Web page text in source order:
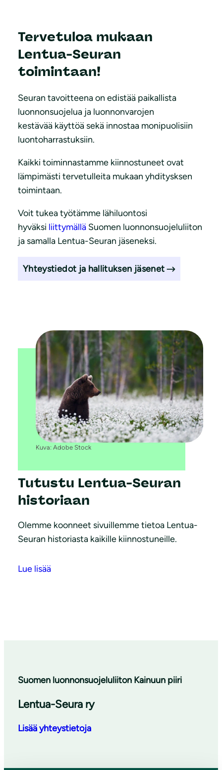
Tervetuloa mukaan
Lentua-Seuran
toimintaan!
Seuran tavoitteena on edistää paikallista
luonnonsuojelua ja luonnonvarojen
kestävää käyttöä sekä innostaa monipuolisiin
luontoharrastuksiin.
Kaikki toiminnastamme kiinnostuneet ovat
lämpimästi tervetulleita mukaan yhditysksen
toimintaan.
Voit tukea työtämme lähiluontosi
hyväksi liittymällä Suomen luonnonsuojeluliiton
ja samalla Lentua-Seuran jäseneksi.
Yhteystiedot ja hallituksen jäsenet
Kuva: Adobe Stock
Tutustu Lentua-Seuran
historiaan
Olemme koonneet sivuillemme tietoa Lentua-
Seuran historiasta kaikille kiinnostuneille.
Lue lisää
Suomen luonnonsuojeluliiton Kainuun piiri
Lentua-Seura ry
Lisää yhteystietoja